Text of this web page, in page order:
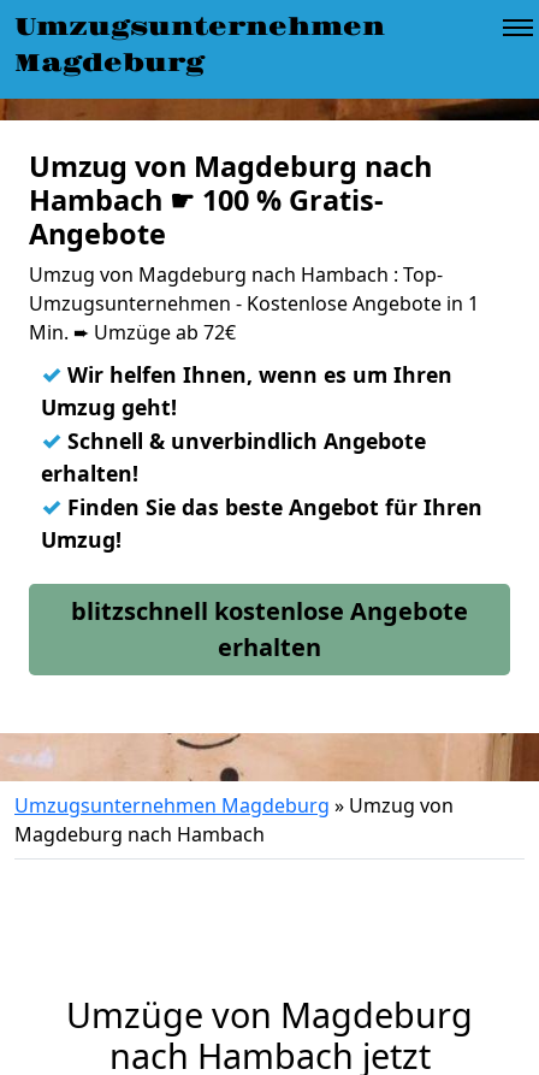
Umzugsunternehmen
Magdeburg
Umzug von Magdeburg nach
Hambach ☛ 100 % Gratis-
Angebote
Umzug von Magdeburg nach Hambach : Top-
Umzugsunternehmen - Kostenlose Angebote in 1
Min. ➨ Umzüge ab 72€
✓ Wir helfen Ihnen, wenn es um Ihren
Umzug geht!
✓ Schnell & unverbindlich Angebote
erhalten!
✓ Finden Sie das beste Angebot für Ihren
Umzug!
blitzschnell kostenlose Angebote
erhalten
Umzugsunternehmen Magdeburg » Umzug von
Magdeburg nach Hambach
Umzüge von Magdeburg
nach Hambach jetzt